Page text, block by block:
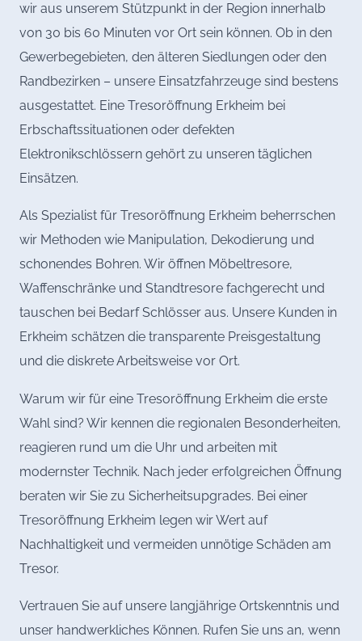
wir aus unserem Stützpunkt in der Region innerhalb
von 30 bis 60 Minuten vor Ort sein können. Ob in den
Gewerbegebieten, den älteren Siedlungen oder den
Randbezirken – unsere Einsatzfahrzeuge sind bestens
ausgestattet. Eine Tresoröffnung Erkheim bei
Erbschaftssituationen oder defekten
Elektronikschlössern gehört zu unseren täglichen
Einsätzen.
Als Spezialist für Tresoröffnung Erkheim beherrschen
wir Methoden wie Manipulation, Dekodierung und
schonendes Bohren. Wir öffnen Möbeltresore,
Waffenschränke und Standtresore fachgerecht und
tauschen bei Bedarf Schlösser aus. Unsere Kunden in
Erkheim schätzen die transparente Preisgestaltung
und die diskrete Arbeitsweise vor Ort.
Warum wir für eine Tresoröffnung Erkheim die erste
Wahl sind? Wir kennen die regionalen Besonderheiten,
reagieren rund um die Uhr und arbeiten mit
modernster Technik. Nach jeder erfolgreichen Öffnung
beraten wir Sie zu Sicherheitsupgrades. Bei einer
Tresoröffnung Erkheim legen wir Wert auf
Nachhaltigkeit und vermeiden unnötige Schäden am
Tresor.
Vertrauen Sie auf unsere langjährige Ortskenntnis und
unser handwerkliches Können. Rufen Sie uns an, wenn